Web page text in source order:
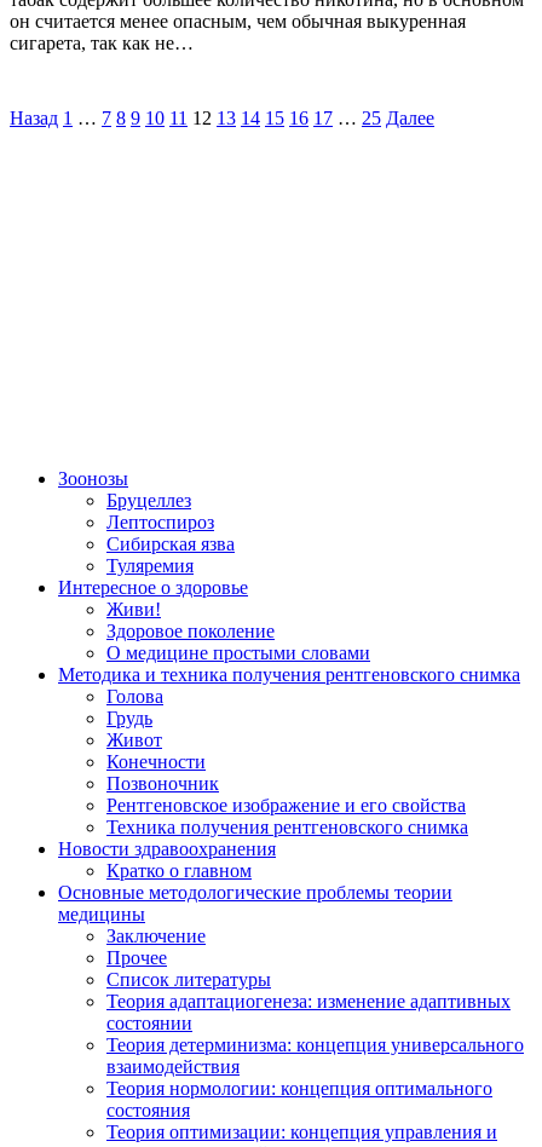
он считается менее опасным, чем обычная выкуренная
сигарета, так как не…
Назад 1 … 7 8 9 10 11 12 13 14 15 16 17 … 25 Далее
Зоонозы
Бруцеллез
Лептоспироз
Сибирская язва
Туляремия
Интересное о здоровье
Живи!
Здоровое поколение
О медицине простыми словами
Методика и техника получения рентгеновского снимка
Голова
Грудь
Живот
Конечности
Позвоночник
Рентгеновское изображение и его свойства
Техника получения рентгеновского снимка
Новости здравоохранения
Кратко о главном
Основные методологические проблемы теории
медицины
Заключение
Прочее
Список литературы
Теория адаптациогенеза: изменение адаптивных
состоянии
Теория детерминизма: концепция универсального
взаимодействия
Теория нормологии: концепция оптимального
состояния
Теория оптимизации: концепция управления и